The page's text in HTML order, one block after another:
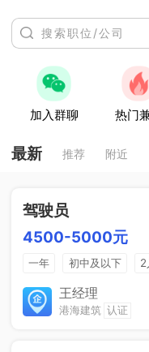
加入群聊 热门
最新 推荐 附近
驾驶员
4500-5000元
一年 初中及以下 2
一个月四天休息
王经理
港海建筑 认证